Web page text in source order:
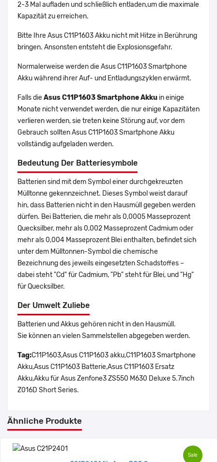
2-3 Mal aufladen und schließlich entladen,um die maximale
Kapazität zu erreichen.
Bitte Ihre Asus C11P1603 Akku nicht mit Hitze in Berührung
bringen. Ansonsten entsteht die Explosionsgefahr.
Normalerweise werden die Asus C11P1603 Smartphone
Akku während ihrer Auf- und Entladungszyklen erwärmt.
Falls dieAsus C11P1603 Smartphone Akku in einige
Monate nicht verwendet werden, die nur einige Kapazitäten
verlieren werden, sie treten keine Störung auf, vor dem
Gebrauch sollten Asus C11P1603 Smartphone Akku
vollständig aufgeladen werden.
Bedeutung Der Batteriesymbole
Batterien sind mit dem Symbol einer durchgekreuzten
Mülltonne gekennzeichnet. Dieses Symbol weist darauf
hin, dass Batterien nicht in den Hausmüll gegeben werden
dürfen. Bei Batterien, die mehr als 0,0005 Masseprozent
Quecksilber, mehr als 0,002 Masseprozent Cadmium oder
mehr als 0,004 Masseprozent Blei enthalten, befindet sich
unter dem Mülltonnen-Symbol die chemische
Bezeichnung des jeweils eingesetzten Schadstoffes –
dabei steht "Cd" für Cadmium, "Pb" steht für Blei, und "Hg"
für Quecksilber.
Der Umwelt Zuliebe
Batterien und Akkus gehören nicht in den Hausmüll.
Sie können an vielen Sammelstellen abgegeben werden.
Tag:C11P1603,Asus C11P1603 akku,C11P1603 Smartphone
Akku,Asus C11P1603 Batterie,Asus C11P1603 Ersatz
Akku,Akku für Asus Zenfone3 ZS550 M630 Deluxe 5.7inch
Z016D Short Series.
Ähnliche Produkte
Sale